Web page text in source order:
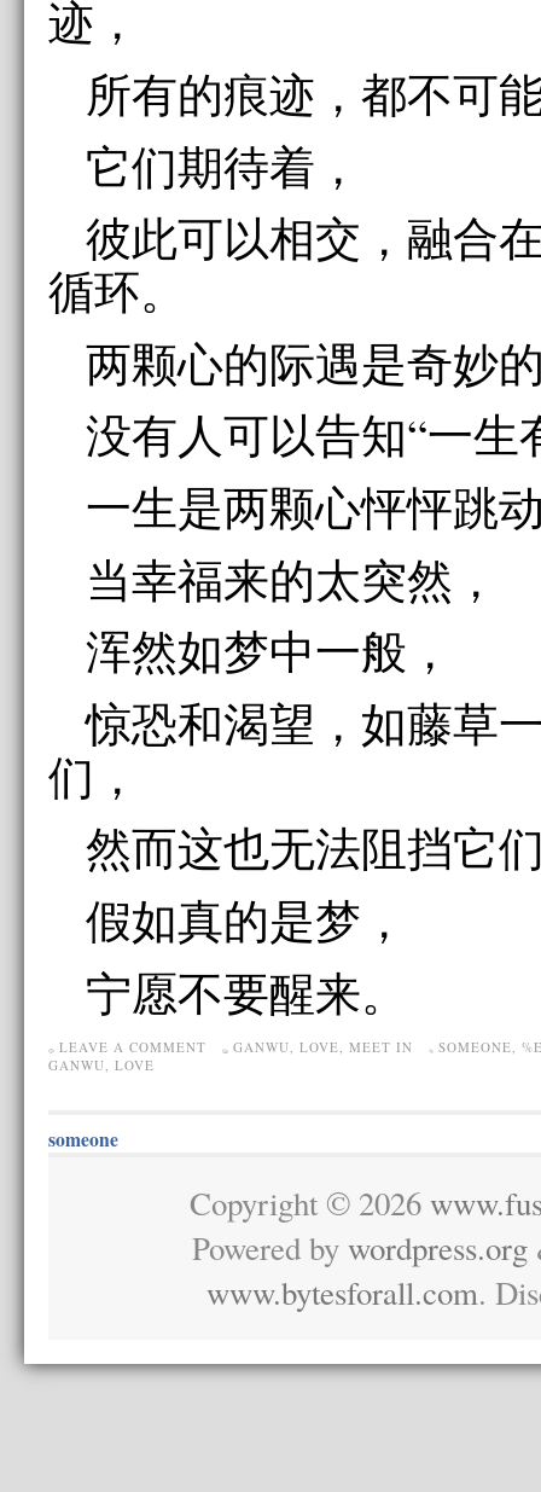
迹，
所有的痕迹，都不可
它们期待着，
彼此可以相交，融合
循环。
两颗心的际遇是奇妙
没有人可以告知“一生
一生是两颗心怦怦跳
当幸福来的太突然，
浑然如梦中一般，
惊恐和渴望，如藤草
们，
然而这也无法阻挡它
假如真的是梦，
宁愿不要醒来。
LEAVE A COMMENT GANWU, LOVE, MEET IN SOMEONE,
GANWU, LOVE
someone
Copyright © 2026
Powered bywordpress.org
www.bytesforall.com.